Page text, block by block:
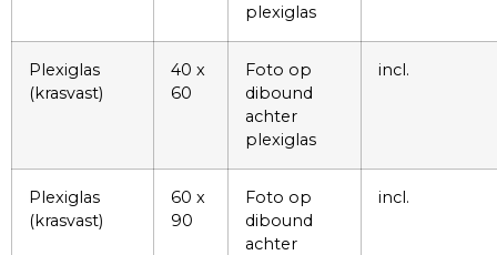
plexiglas
Plexiglas
(krasvast)
40 x
60
Foto op
dibound
achter
plexiglas
incl.
Plexiglas
(krasvast)
60 x
90
Foto op
dibound
achter
incl.